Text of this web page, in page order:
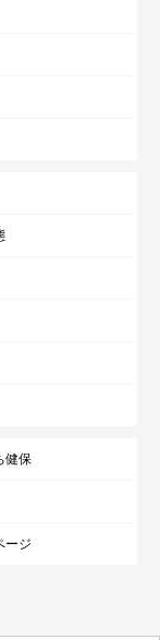
性格が変わ
健保
ージ